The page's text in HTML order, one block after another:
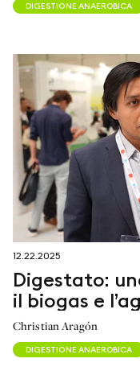
DIGESTIONE ANAEROBICA
12.22.2025
Digestato:
il biogas e
Christian Aragón
DIGESTIONE ANAEROBICA